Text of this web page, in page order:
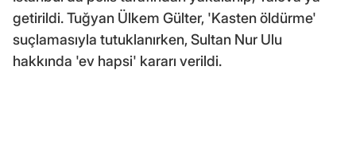
getirildi. Tuğyan Ülkem Gülter, 'Kasten öldürme'
suçlamasıyla tutuklanırken, Sultan Nur Ulu
hakkında 'ev hapsi' kararı verildi.